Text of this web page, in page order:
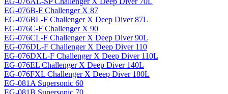
EG-076B-F Challenger X 87
EG-076BL-F Challenger X Deep Diver 87L
EG-076C-F Challenger X 90
EG-076CL-F Challenger X Deep Diver 90L
EG-076DL-F Challenger X Deep Diver 110
EG-076DXL-F Challenger X Deep Diver 110L
EG-076EL Challenger X Deep Diver 140L
EG-076FXL Challenger X Deep Diver 180L
EG-081A Supersonic 60
EG-081B Supersonic 70